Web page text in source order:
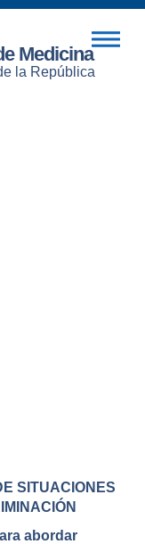
Medicina
la República
SITUACIONES
abordar